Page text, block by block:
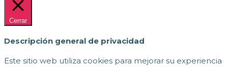
Cerrar
Descripción general de privacidad
Este sitio web utiliza cookies para mejorar su experiencia